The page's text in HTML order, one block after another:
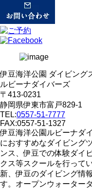
伊豆海洋公園 ダイビング
ルビーナダイバーズ
〒413-0231
静岡県伊東市富戸829-1
TEL:0557-51-7777
FAX:0557-51-1327
伊豆海洋公園ルビーナダ
におすすめなダイビング
ンス、伊豆での体験ダイ
クス等スクールを行って
新、伊豆のダイビング情
す。オープンウォーター